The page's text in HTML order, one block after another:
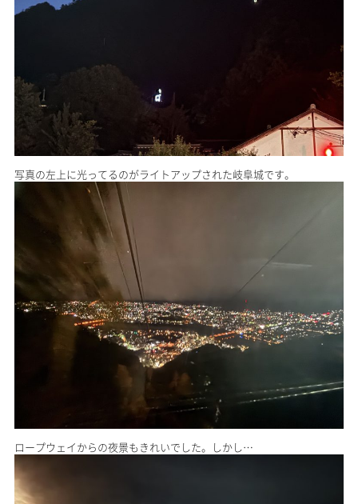
写真の左上に光ってるのがライトアップされた岐阜城です。
ロープウェイからの夜景もきれいでした。しかし…